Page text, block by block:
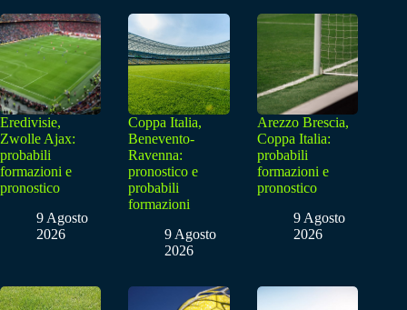
Eredivisie,
Zwolle Ajax:
probabili
formazioni e
pronostico
9 Agosto
2026
Coppa Italia,
Benevento-
Ravenna:
pronostico e
probabili
formazioni
9 Agosto
2026
Arezzo Brescia,
Coppa Italia:
probabili
formazioni e
pronostico
9 Agosto
2026